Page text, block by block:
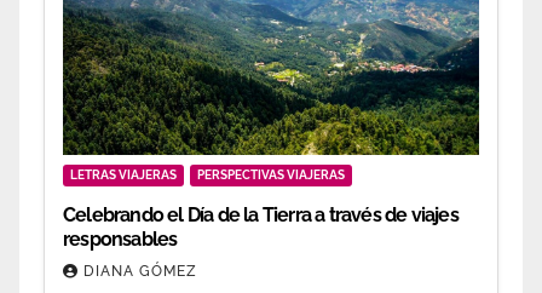
LETRAS VIAJERAS PERSPECTIVAS VIAJERAS
Celebrando el Día de la Tierra a través de viajes
responsables
DIANA GÓMEZ